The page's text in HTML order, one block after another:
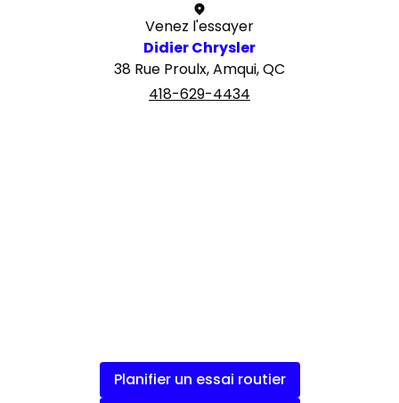
Venez l'essayer
Didier Chrysler
38 Rue Proulx, Amqui, QC
418-629-4434
Planifier un essai routier